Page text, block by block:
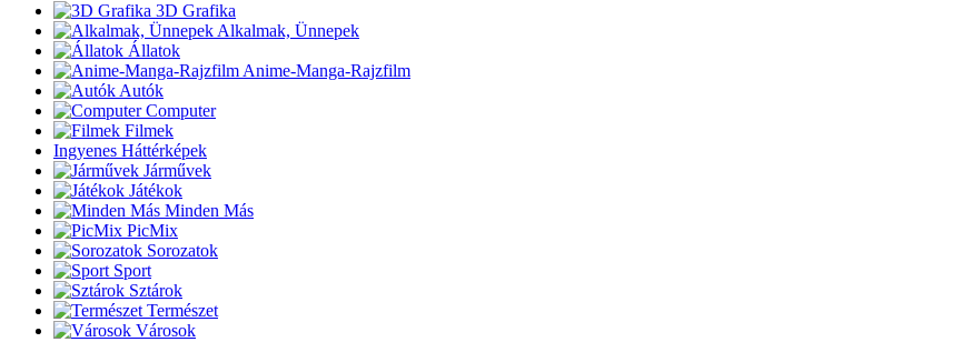
3D Grafika
Alkalmak, Ünnepek
Állatok
Anime-Manga-Rajzfilm
Autók
Computer
Filmek
Ingyenes Háttérképek
Járművek
Játékok
Minden Más
PicMix
Sorozatok
Sport
Sztárok
Természet
Városok